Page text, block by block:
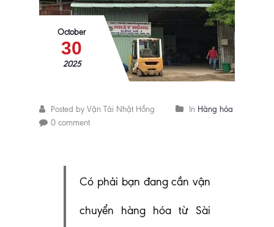
October
30
2025
Posted by Vận Tải Nhật Hồng In Hàng hóa
0 comment
Có phải bạn đang cần vận
chuyển hàng hóa từ Sài